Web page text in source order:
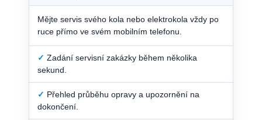
Mějte servis svého kola nebo elektrokola vždy po
ruce přímo ve svém mobilním telefonu.
✓ Zadání servisní zakázky během několika
sekund.
✓ Přehled průběhu opravy a upozornění na
dokončení.